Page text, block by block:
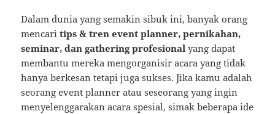
Dalam dunia yang semakin sibuk ini, banyak orang
mencaritips & tren event planner, pernikahan,
seminar, dan gathering profesional yang dapat
membantu mereka mengorganisir acara yang tidak
hanya berkesan tetapi juga sukses. Jika kamu adalah
seorang event planner atau seseorang yang ingin
menyelenggarakan acara spesial, simak beberapa ide